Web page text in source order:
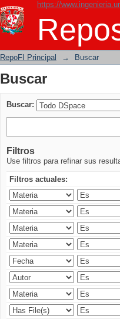
https://
Buscar
RepoFI Principal → Buscar
Buscar
Buscar:
Filtros
Use filtros para refinar sus
Filtros actuales: